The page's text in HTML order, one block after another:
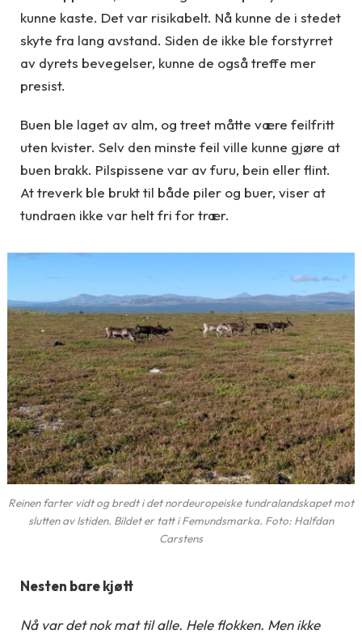
kunne kaste. Det var risikabelt. Nå kunne de i stedet
skyte fra lang avstand. Siden de ikke ble forstyrret
av dyrets bevegelser, kunne de også treffe mer
presist.
Buen ble laget av alm, og treet måtte være feilfritt
uten kvister. Selv den minste feil ville kunne gjøre at
buen brakk. Pilspissene var av furu, bein eller flint.
At treverk ble brukt til både piler og buer, viser at
tundraen ikke var helt fri for trær.
Reinen farter vidt og bredt i det nordeuropeiske tundralandskapet mot
slutten av Istiden. Bildet er tatt i Femundsmarka. Foto: Halfdan
Carstens
Nesten bare kjøtt
Nå var det nok mat til alle. Hele flokken. Men ikke